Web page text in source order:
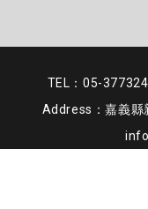
TEL：05-
Address：嘉義縣